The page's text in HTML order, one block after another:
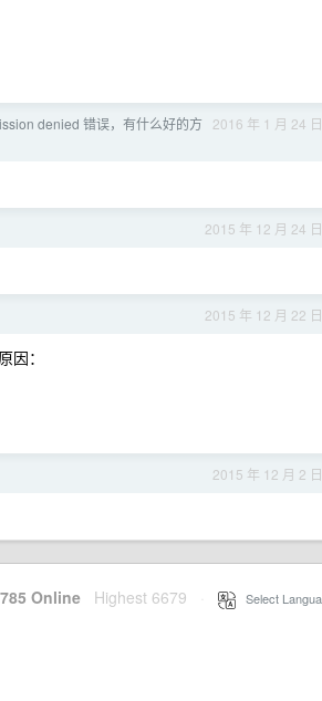
2016 年 1 月 24 日
denied 错误，有什么好的方
2015 年 12 月 24 日
2015 年 12 月 22 日
：
2015 年 12 月 2 日
Online Highest 6679 Select